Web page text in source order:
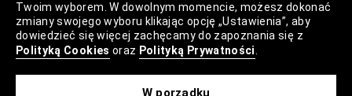
Twoim wyborem. W dowolnym momencie, możesz dokonać
zmiany swojego wyboru klikając opcję „Ustawienia”, aby
dowiedzieć się więcej zachęcamy do zapoznania się z
Polityką Cookies oraz Polityką Prywatności
W porządku
Lista Plików Cookies
Lista Zaufanych Partnerów
Ustawienia Cookies